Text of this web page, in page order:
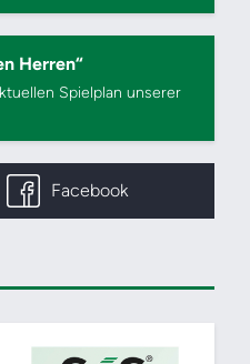
Herren“
Spielplan unserer
Facebook